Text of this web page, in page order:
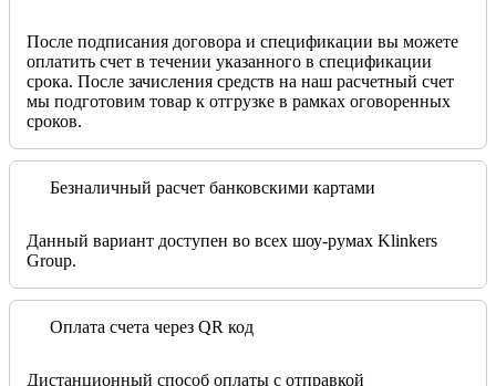
После подписания договора и спецификации вы можете
оплатить счет в течении указанного в спецификации
срока. После зачисления средств на наш расчетный счет
мы подготовим товар к отгрузке в рамках оговоренных
сроков.
Безналичный расчет банковскими картами
Данный вариант доступен во всех шоу-румах Klinkers
Group.
Оплата счета через QR код
Дистанционный способ оплаты с отправкой